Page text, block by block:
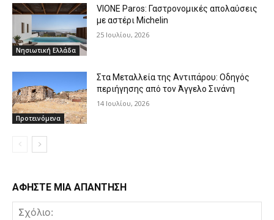
Νησιωτική Ελλάδα
VIONE Paros: Γαστρονομικές απολαύσεις
με αστέρι Michelin
25 Ιουλίου, 2026
Προτεινόμενα
Στα Μεταλλεία της Αντιπάρου: Οδηγός
περιήγησης από τον Άγγελο Σινάνη
14 Ιουλίου, 2026
ΑΦΗΣΤΕ ΜΙΑ ΑΠΑΝΤΗΣΗ